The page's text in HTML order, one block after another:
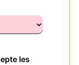
les